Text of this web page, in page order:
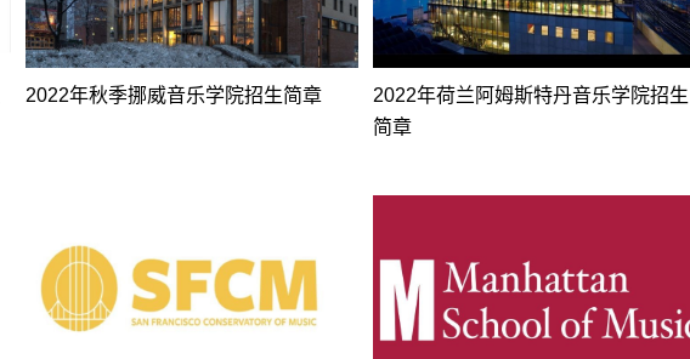
2022年秋季挪威音乐学院招生简章
2022年荷兰阿姆斯特丹音乐学院招生
简章